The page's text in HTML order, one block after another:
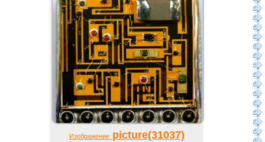
Изображениеpicture(31037)